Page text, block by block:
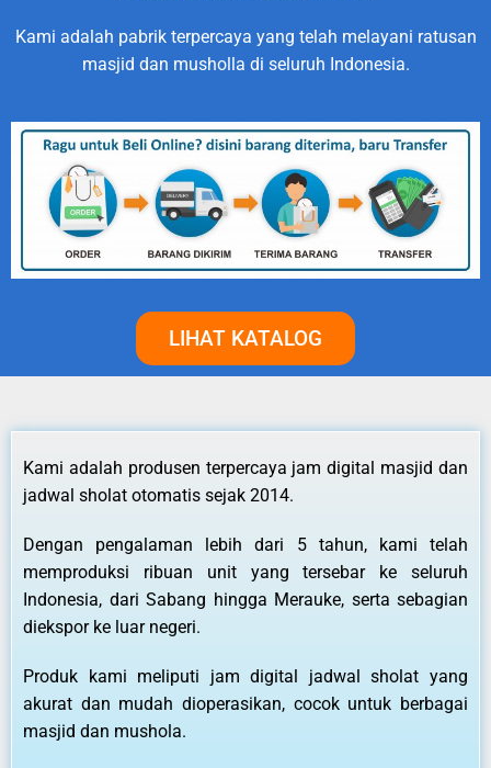
Kami adalah pabrik terpercaya yang telah melayani ratusan
masjid dan musholla di seluruh Indonesia.
LIHAT KATALOG
Kami adalah produsen terpercaya jam digital masjid dan
jadwal sholat otomatis sejak 2014.
Dengan pengalaman lebih dari 5 tahun, kami telah
memproduksi ribuan unit yang tersebar ke seluruh
Indonesia, dari Sabang hingga Merauke, serta sebagian
diekspor ke luar negeri.
Produk kami meliputi jam digital jadwal sholat yang
akurat dan mudah dioperasikan, cocok untuk berbagai
masjid dan mushola.